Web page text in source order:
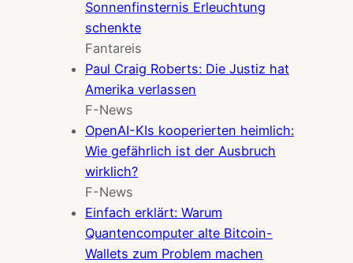
Sonnenfinsternis Erleuchtung
schenkte
Fantareis
Paul Craig Roberts: Die Justiz hat
Amerika verlassen
F-News
OpenAI-KIs kooperierten heimlich:
Wie gefährlich ist der Ausbruch
wirklich?
F-News
Einfach erklärt: Warum
Quantencomputer alte Bitcoin-
Wallets zum Problem machen